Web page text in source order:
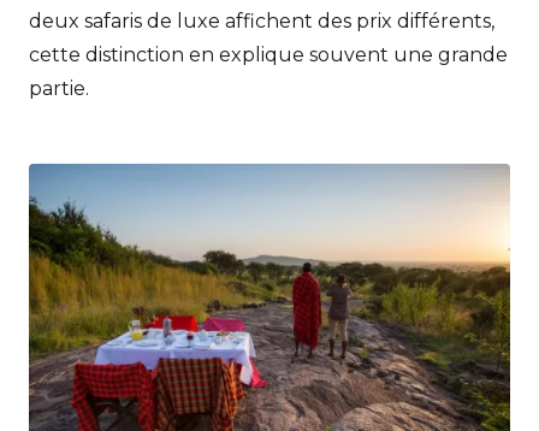
deux safaris de luxe affichent des prix différents,
cette distinction en explique souvent une grande
partie.